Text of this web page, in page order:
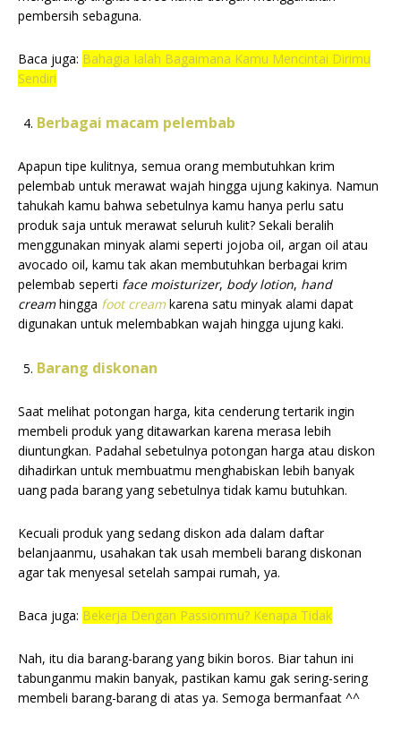
pembersih sebaguna.
Baca juga: Bahagia Ialah Bagaimana Kamu Mencintai Dirimu
Sendiri
Berbagai macam pelembab
Apapun tipe kulitnya, semua orang membutuhkan krim
pelembab untuk merawat wajah hingga ujung kakinya. Namun
tahukah kamu bahwa sebetulnya kamu hanya perlu satu
produk saja untuk merawat seluruh kulit? Sekali beralih
menggunakan minyak alami seperti jojoba oil, argan oil atau
avocado oil, kamu tak akan membutuhkan berbagai krim
pelembab seperti face moisturizer, body lotion, hand
creamhingga foot cream karena satu minyak alami dapat
digunakan untuk melembabkan wajah hingga ujung kaki.
Barang diskonan
Saat melihat potongan harga, kita cenderung tertarik ingin
membeli produk yang ditawarkan karena merasa lebih
diuntungkan. Padahal sebetulnya potongan harga atau diskon
dihadirkan untuk membuatmu menghabiskan lebih banyak
uang pada barang yang sebetulnya tidak kamu butuhkan.
Kecuali produk yang sedang diskon ada dalam daftar
belanjaanmu, usahakan tak usah membeli barang diskonan
agar tak menyesal setelah sampai rumah, ya.
Baca juga: Bekerja Dengan Passionmu? Kenapa Tidak
Nah, itu dia barang-barang yang bikin boros. Biar tahun ini
tabunganmu makin banyak, pastikan kamu gak sering-sering
membeli barang-barang di atas ya. Semoga bermanfaat ^^